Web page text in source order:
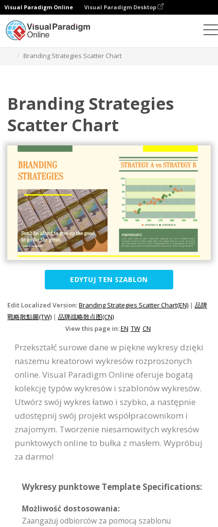
Visual Paradigm Online Visual Paradigm Desktop
Branding Strategies Scatter Chart
Branding Strategies
Scatter Chart
EDYTUJ TEN SZABLON
Edit Localized Version:Branding Strategies Scatter Chart(EN) | 品牌
戰略散點圖(TW) | 品牌战略散点图(CN)
View this page in:EN TW CN
Przekształć surowe dane w piękne wykresy dzięki
naszemu kreatorowi wykresów rozproszonych
online. Visual Paradigm Online oferuje bogatą
kolekcję typów wykresów i szablonów wykresów.
Utwórz swój wykres łatwo i szybko, a następnie
udostępnij swój projekt współpracownikom i
znajomym. Tworzenie niesamowitych wykresów
punktowych online to bułka z masłem. Wypróbuj
za darmo!
Wykresy punktowe Template Specifications:
Możliwość dostosowania:
Zaangażuj odbiorców za pomocą szablonu